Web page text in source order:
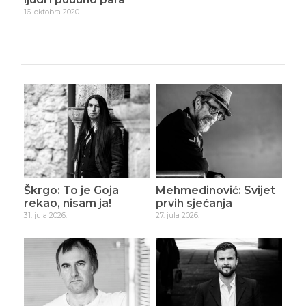
Škrgo: To je Goja
rekao, nisam ja!
31. jula 2026.
Mehmedinović: Svijet
prvih sjećanja
27. jula 2026.